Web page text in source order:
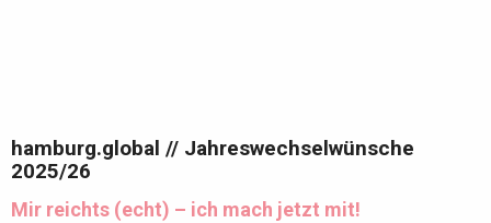
hamburg.global // Jahreswechselwünsche
2025/26
Mir reichts (echt) – ich mach jetzt mit!